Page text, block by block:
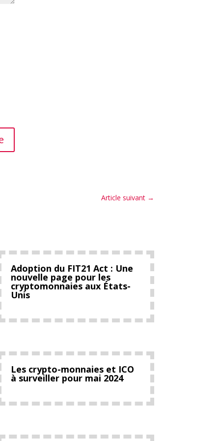
Article suivant→
Adoption du FIT21 Act : Une
nouvelle page pour les
cryptomonnaies aux États-
Unis
Les crypto-monnaies et ICO
à surveiller pour mai 2024